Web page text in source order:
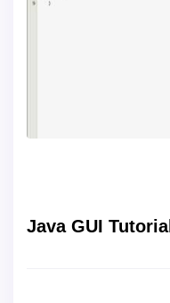
Java GUI Tutorial